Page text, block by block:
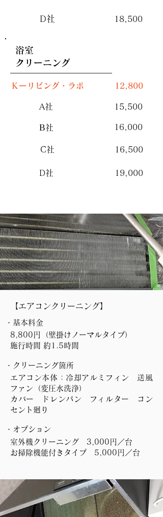
D社 18,500
浴室
​クリーニング
Ｋーリビング・ラボ 12,800
A社 15,500
​B社 16,000
C社 16,500
D社 19,000
【エアコンクリーニング】
・基本料金
8,800円（壁掛けノーマルタイプ）
​施行時間 約1.5時間
・クリーニング箇所
エアコン本体：冷却アルミフィン 送風
ファン（変圧水洗浄）
カバー ドレンパン フィルター コン
セント廻り
・オプション
室外機クリーニング 3,000円／台
お掃除機能付きタイプ 5,000円／台